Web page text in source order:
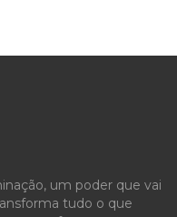
um poder que vai
tudo o que